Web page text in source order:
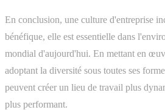
En conclusion, une culture d'entreprise
bénéfique, elle est essentielle dans
mondial d'aujourd'hui. En mettant en
adoptant la diversité sous toutes ses
peuvent créer un lieu de travail plus
plus performant.